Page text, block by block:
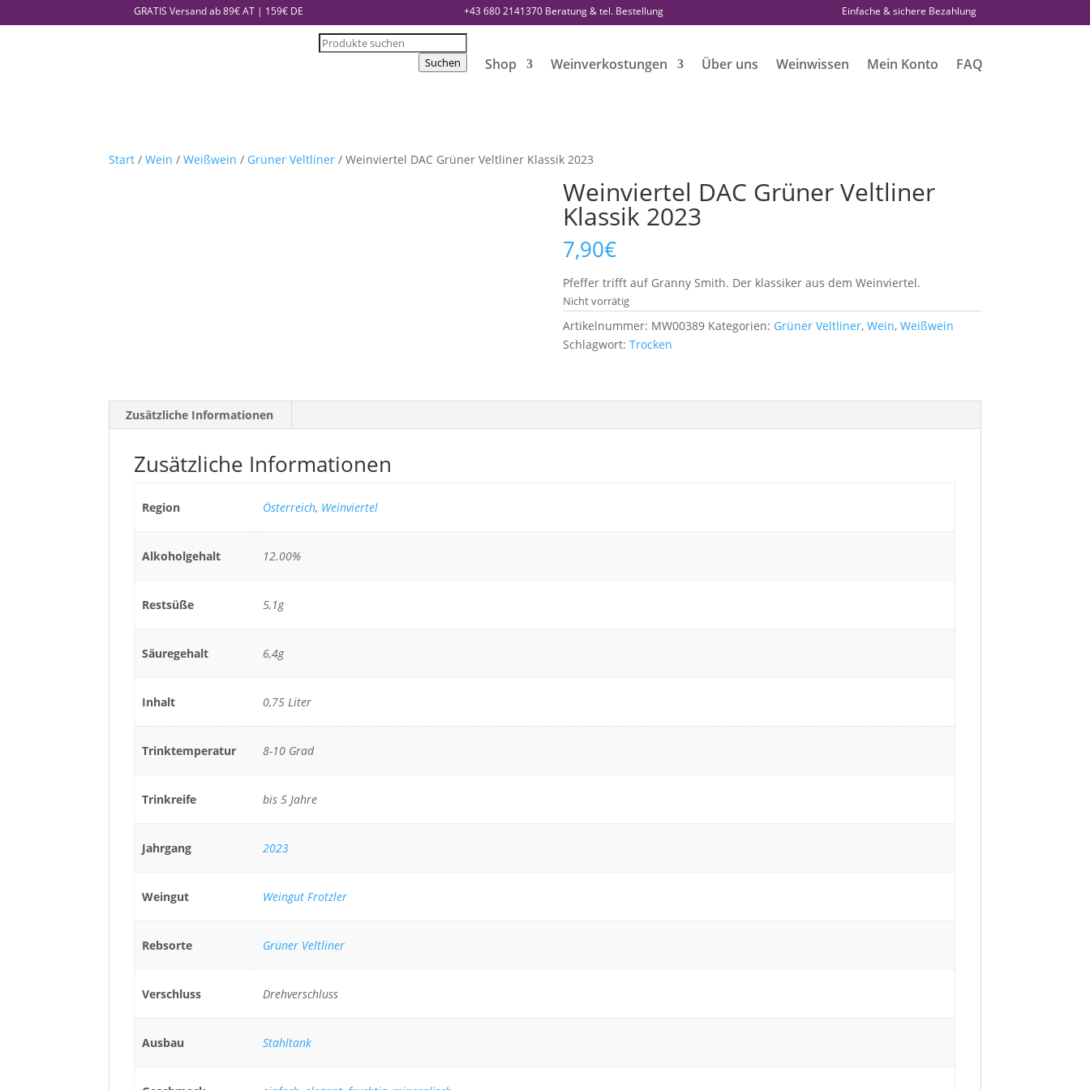
GRATIS Versand ab 89€ AT | 159€ DE +43 680 2141370 Beratung & tel. Bestellung Einfache & sichere Bezahlung
Products
search
Suchen Shop Weinverkostungen Über uns Weinwissen Mein Konto FAQ
Start /Wein /Weißwein / Grüner Veltliner / Weinviertel DAC Grüner Veltliner Klassik 2023
Weinviertel DAC Grüner Veltliner
Klassik 2023
7,90€
Pfeffer trifft auf Granny Smith. Der klassiker aus dem Weinviertel.
Nicht vorrätig
Artikelnummer: MW00389 Kategorien: Grüner Veltliner, Wein, Weißwein
Schlagwort: Trocken
Zusätzliche Informationen
Zusätzliche Informationen
Region Österreich, Weinviertel
Alkoholgehalt 12.00%
Restsüße 5,1g
Säuregehalt 6,4g
Inhalt 0,75 Liter
Trinktemperatur 8-10 Grad
Trinkreife bis 5 Jahre
Jahrgang 2023
Weingut Weingut Frotzler
Rebsorte Grüner Veltliner
Verschluss Drehverschluss
Ausbau Stahltank